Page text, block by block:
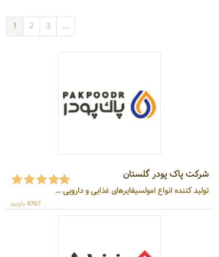
1 2 3 ...
شرکت پاک پودر گلستان
تولید کننده انواع امولسیفایرهای غذایی و دارویی ...
9767 بازدید